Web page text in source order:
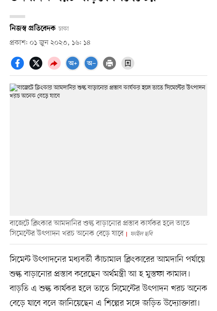
নিজস্ব প্রতিবেদক ঢাকা
প্রকাশ: ০১ জুন ২০২৩, ১৬: ১৪
বাজেটে ক্লিংকার আমদানির শুল্ক বাড়ানোর প্রস্তাব কার্যকর হলে তাতে
সিমেন্টের উৎপাদন খরচ অনেক বেড়ে যাবে
ফাইল ছবি
সিমেন্ট উৎপাদনের মধ্যবর্তী কাঁচামাল ক্লিংকারের আমদানি পর্যায়ে
শুল্ক বাড়ানোর প্রস্তাব করেছেন অর্থমন্ত্রী আ হ মুস্তফা কামাল।
বাড়তি এ শুল্ক কার্যকর হলে তাতে সিমেন্টের উৎপাদন খরচ অনেক
বেড়ে যাবে বলে জানিয়েছেন এ শিল্পের সঙ্গে জড়িত উদ্যোক্তারা।